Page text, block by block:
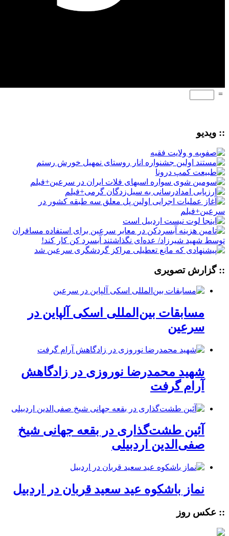
=
:: ویدیو
:: گزارش تصویری
مسابقات بین‌المللی اسکی آلپاین در
سرعین
شهید محمدرضا نوروزی در زادگاهش
آرام گرفت
آئین طشت‌گذاری در بقعه جهانی شیخ
صفی‌الدین اردبیلی
نماز باشکوه عید سعید قربان در اردبیل
:: عکس روز